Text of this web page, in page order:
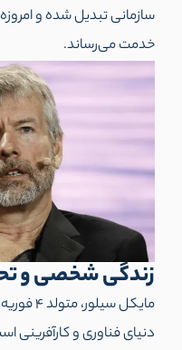
سازمانی تبدیل شده و
خدمت می‌رساند.
زندگی شخصی و
دنیای فناوری و کارآفرینی